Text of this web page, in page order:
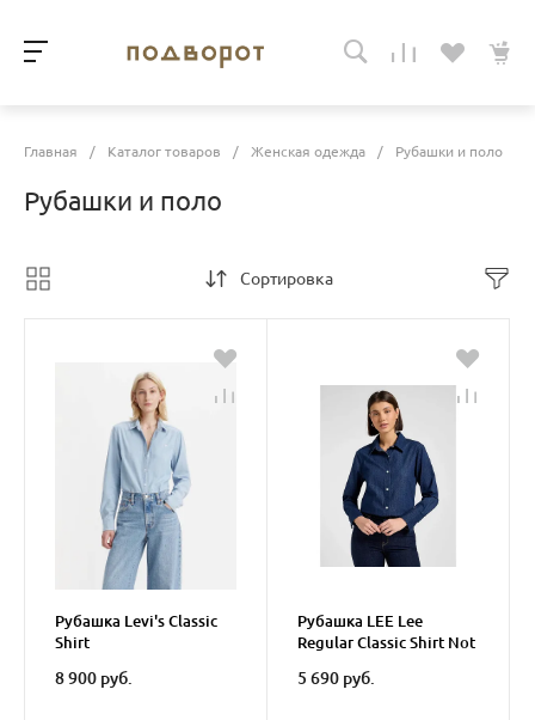
Главная / Каталог товаров / Женская одежда / Рубашки и поло
Рубашки и поло
Сортировка
Рубашка Levi's Classic
Shirt
8 900 руб.
Рубашка LEE Lee
Regular Classic Shirt Not
5 690 руб.